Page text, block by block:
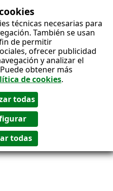
técnicas necesarias para
También se usan
de permitir
ofrecer publicidad
y analizar el
obtener más
de cookies.